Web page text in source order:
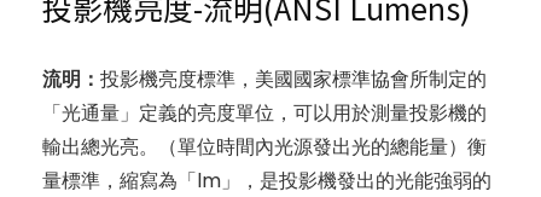
流明： 投影機亮度標準，美國國家標準協會所制定的
「光通量」定義的亮度單位，可以用於測量投影機的
輸出總光亮。（單位時間內光源發出光的總能量）衡
量標準，縮寫為「lm」，是投影機發出的光能強弱的